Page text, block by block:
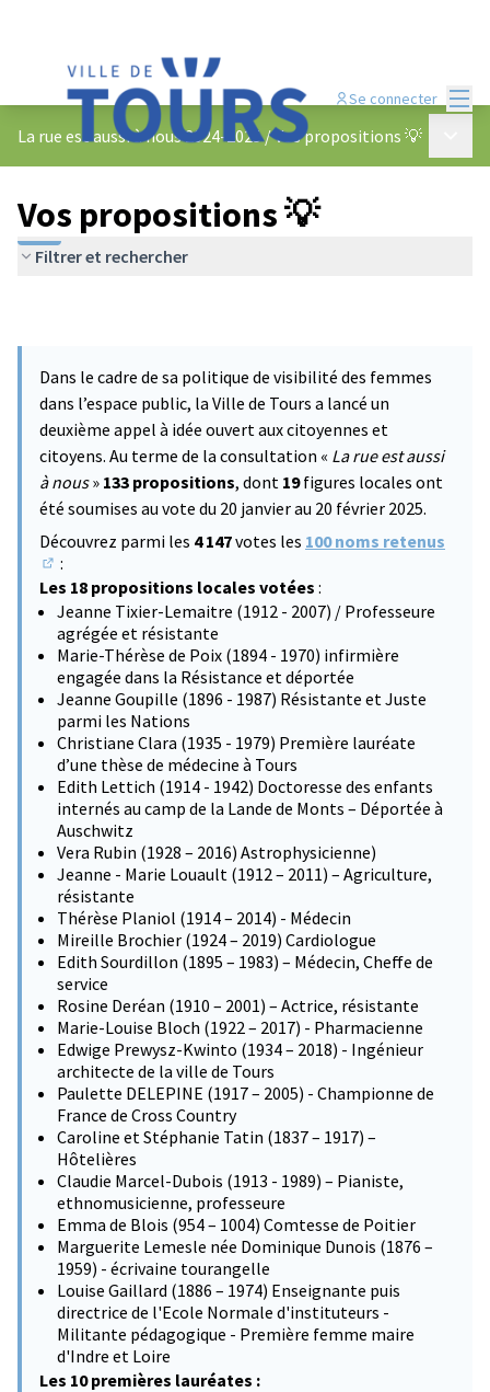
Se connecter
La rue est aussi à nous 2024-2025 /Vos propositions 💡
Vos propositions 💡
Filtrer et rechercher
Dans le cadre de sa politique de visibilité des femmes
dans l’espace public, la Ville de Tours a lancé un
deuxième appel à idée ouvert aux citoyennes et
citoyens. Au terme de la consultation « La rue est aussi
à nous» 133 propositions, dont 19figures locales ont
été soumises au vote du 20 janvier au 20 février 2025.
Découvrez parmi les 4 147votes les 100 noms retenus
(S'ouvre dans un nouvel onglet)
:
Les 18 propositions locales votées :
Jeanne Tixier-Lemaitre (1912 - 2007) / Professeure
agrégée et résistante
Marie-Thérèse de Poix (1894 - 1970) infirmière
engagée dans la Résistance et déportée
Jeanne Goupille (1896 - 1987) Résistante et Juste
parmi les Nations
Christiane Clara (1935 - 1979) Première lauréate
d’une thèse de médecine à Tours
Edith Lettich (1914 - 1942) Doctoresse des enfants
internés au camp de la Lande de Monts – Déportée à
Auschwitz
Vera Rubin (1928 – 2016) Astrophysicienne)
Jeanne - Marie Louault (1912 – 2011) – Agriculture,
résistante
Thérèse Planiol (1914 – 2014) - Médecin
Mireille Brochier (1924 – 2019) Cardiologue
Edith Sourdillon (1895 – 1983) – Médecin, Cheffe de
service
Rosine Deréan (1910 – 2001) – Actrice, résistante
Marie-Louise Bloch (1922 – 2017) - Pharmacienne
Edwige Prewysz-Kwinto (1934 – 2018) - Ingénieur
architecte de la ville de Tours
Paulette DELEPINE (1917 – 2005) - Championne de
France de Cross Country
Caroline et Stéphanie Tatin (1837 – 1917) –
Hôtelières
Claudie Marcel-Dubois (1913 - 1989) – Pianiste,
ethnomusicienne, professeure
Emma de Blois (954 – 1004) Comtesse de Poitier
Marguerite Lemesle née Dominique Dunois (1876 –
1959) - écrivaine tourangelle
Louise Gaillard (1886 – 1974) Enseignante puis
directrice de l'Ecole Normale d'instituteurs -
Militante pédagogique - Première femme maire
d'Indre et Loire
Les 10 premières lauréates :